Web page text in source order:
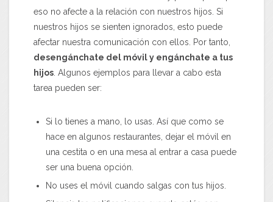
eso no afecte a la relación con nuestros hijos. Si
nuestros hijos se sienten ignorados, esto puede
afectar nuestra comunicación con ellos. Por tanto,
desengánchate del móvil y engánchate a tus
hijos . Algunos ejemplos para llevar a cabo esta
tarea pueden ser:
Si lo tienes a mano, lo usas. Así que como se
hace en algunos restaurantes, dejar el móvil en
una cestita o en una mesa al entrar a casa puede
ser una buena opción.
No uses el móvil cuando salgas con tus hijos.